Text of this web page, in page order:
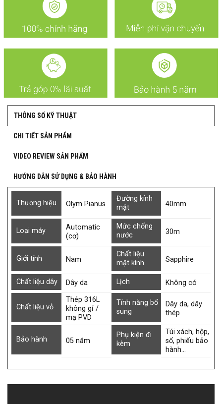
THÔNG SỐ KỸ THUẬT
CHI TIẾT SẢN PHẨM
VIDEO REVIEW SẢN PHẨM
HƯỚNG DẪN SỬ DỤNG & BẢO HÀNH
Thương hiệu Olym Pianus
Đường kính
mặt
40mm
Loại máy
Automatic
(cơ)
Mức chống
nước
30m
Giới tính Nam
Chất liệu
mặt kính
Sapphire
Chất liệu dây Dây da Lịch Không có
Chất liệu vỏ
Thép 316L
không gỉ /
mạ PVD
Tính năng bổ
sung
Dây da, dây
thép
Bảo hành 05 năm
Phụ kiện đi
kèm
Túi xách, hộp,
sổ, phiếu bảo
hành…